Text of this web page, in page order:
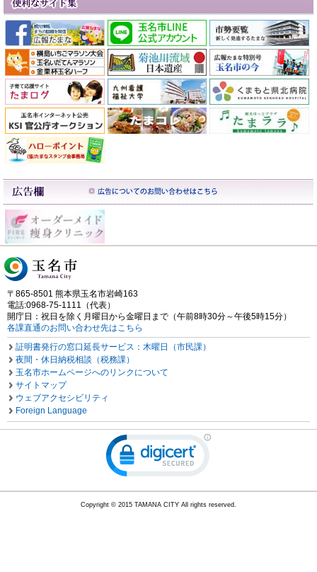
〒865-8501 熊本県玉名市岩崎163
電話:0968-75-1111（代表）
開庁日：祝日を除く月曜日から金曜日まで（午前8時30分～午後5時15分）
各課直通のお問い合わせ先はこちら
証明書発行の窓口延長サービス：木曜日（市民課）
夜間・休日納税相談（税務課）
玉名市ホームページへのリンクについて
サイトマップ
ウェブアクセシビリティ
Foreign Language
Copyright © 2015 TAMANA CITY All rights reserved.